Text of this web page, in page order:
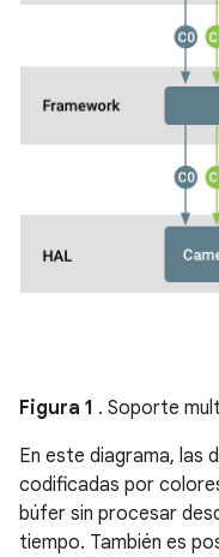
Figura 1 . Soporte
En este diagrama, las
codificadas por
búfer sin procesar
tiempo. También es